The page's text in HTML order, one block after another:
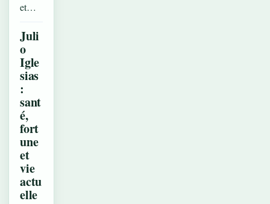
et…
Juli
o
Igle
sias
:
sant
é,
fort
une
et
vie
actu
elle